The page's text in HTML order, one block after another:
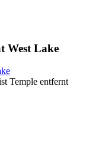
West Lake
Temple entfernt